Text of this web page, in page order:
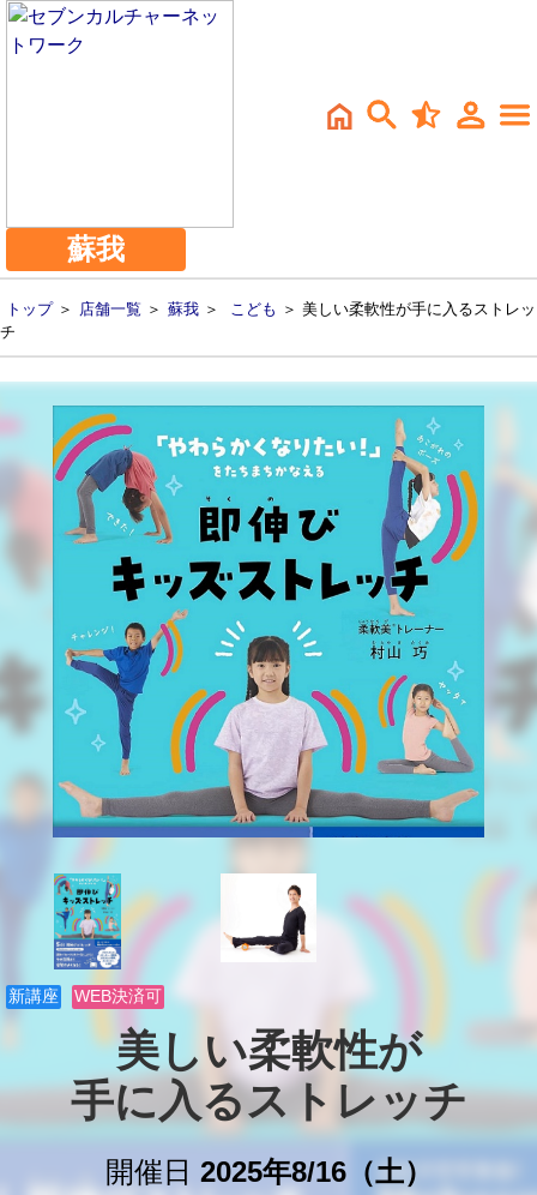
蘇我
トップ＞ 店舗一覧 ＞ 蘇我 ＞ こども ＞ 美しい柔軟性が手に入るストレッ
チ
新講座 WEB決済可
美しい柔軟性が
手に入るストレッチ
開催日 2025年8/16（土）